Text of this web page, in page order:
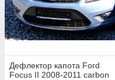
Дефлектор капота Ford
Focus II 2008-2011 carbon